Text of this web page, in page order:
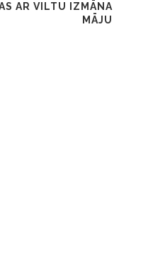
AR VILTU IZMĀNA
MĀJU